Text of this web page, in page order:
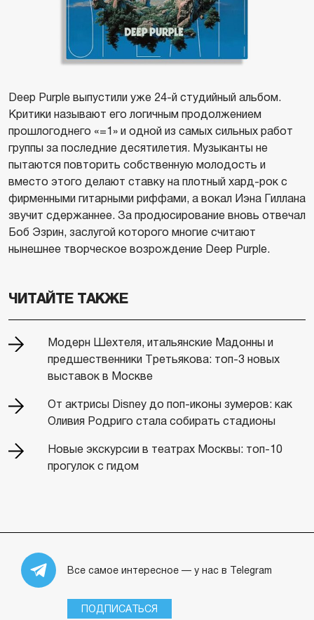
Deep Purple выпустили уже 24-й студийный альбом.
Критики называют его логичным продолжением
прошлогоднего «=1» и одной из самых сильных работ
группы за последние десятилетия. Музыканты не
пытаются повторить собственную молодость и
вместо этого делают ставку на плотный хард-рок с
фирменными гитарными риффами, а вокал Иэна Гиллана
звучит сдержаннее. За продюсирование вновь отвечал
Боб Эзрин, заслугой которого многие считают
нынешнее творческое возрождение Deep Purple.
ЧИТАЙТЕ ТАКЖЕ
Модерн Шехтеля, итальянские Мадонны и
предшественники Третьякова: топ-3 новых
выставок в Москве
От актрисы Disney до поп-иконы зумеров: как
Оливия Родриго стала собирать стадионы
Новые экскурсии в театрах Москвы: топ-10
прогулок с гидом
Все самое интересное — у нас в Telegram
ПОДПИСАТЬСЯ